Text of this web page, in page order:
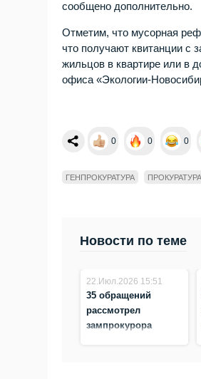
сообщено дополнительно.
Отметим, что мусорная
что получают квитанции с
жильцов в квартире или в
офиса «Экологии-
0 0 0
ГЕНПРОКУРАТУРА ПРОКУРАТУРА
Новости по теме
22.Июл.2026 15:51
35 обращений
рассмотрел
зампрокурора